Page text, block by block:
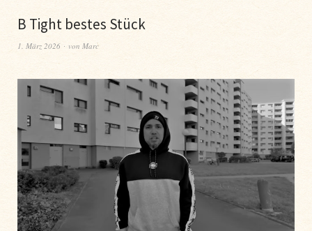
B Tight bestes Stück
1. März 2026 von Marc